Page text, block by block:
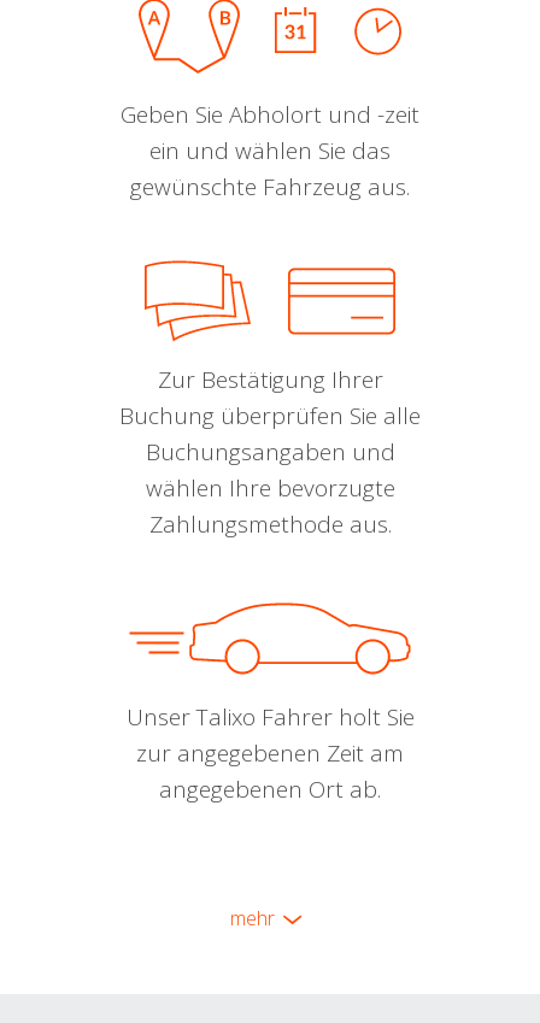
Geben Sie Abholort und -zeit
ein und wählen Sie das
gewünschte Fahrzeug aus.
Zur Bestätigung Ihrer
Buchung überprüfen Sie alle
Buchungsangaben und
wählen Ihre bevorzugte
Zahlungsmethode aus.
Unser Talixo Fahrer holt Sie
zur angegebenen Zeit am
angegebenen Ort ab.
mehr